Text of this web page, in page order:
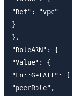
"Ref": "vpc"
}
},
"RoleARN": {
"Value": {
"Fn::GetAtt": [
"peerRole",